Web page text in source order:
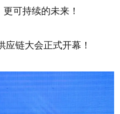
可持续的未来！
链大会正式开幕！